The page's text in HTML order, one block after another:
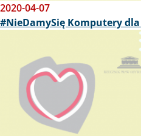
2020-04-07
#NieDamySię Komputery